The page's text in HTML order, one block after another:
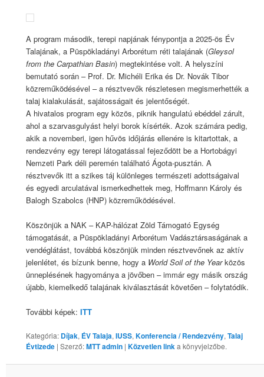
A program második, terepi napjának fénypontja a 2025-ös Év
Talajának, a Püspökladányi Arborétum réti talajának (Gleysol
from the Carpathian Basin) megtekintése volt. A helyszíni
bemutató során – Prof. Dr. Michéli Erika és Dr. Novák Tibor
közreműködésével – a résztvevők részletesen megismerhették a
talaj kialakulását, sajátosságait és jelentőségét.
A hivatalos program egy közös, piknik hangulatú ebéddel zárult,
ahol a szarvasgulyást helyi borok kísérték. Azok számára pedig,
akik a novemberi, igen hűvös időjárás ellenére is kitartottak, a
rendezvény egy terepi látogatással fejeződött be a Hortobágyi
Nemzeti Park déli peremén található Ágota-pusztán. A
résztvevők itt a szikes táj különleges természeti adottságaival
és egyedi arculatával ismerkedhettek meg, Hoffmann Károly és
Balogh Szabolcs (HNP) közreműködésével.
Köszönjük a NAK – KAP-hálózat Zöld Támogató Egység
támogatását, a Püspökladányi Arborétum Vadásztársaságának a
vendéglátást, továbbá köszönjük minden résztvevőnek az aktív
jelenlétet, és bízunk benne, hogy a World Soil of the Yearközös
ünneplésének hagyománya a jövőben – immár egy másik ország
újabb, kiemelkedő talajának kiválasztását követően – folytatódik.
További képek:ITT
Kategória: Díjak, ÉV Talaja,IUSS,Konferencia / Rendezvény,Talaj
Évtizede | Szerző:MTT admin |Közvetlen linka könyvjelzőbe.